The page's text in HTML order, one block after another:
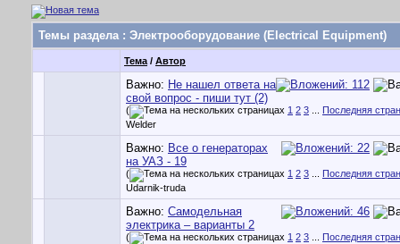
Темы раздела: Электрооборудование (Electrical Equipment)
Тема / Автор
Важно: Не нашел ответа на
свой вопрос - пиши тут (2)
( 1 2 3
Последняя
Welder
Важно: Все о генераторах
на УАЗ - 19
( 1 2 3
Последняя
Udarnik-truda
Важно: Самодельная
электрика – варианты 2
( 1 2 3
Последняя